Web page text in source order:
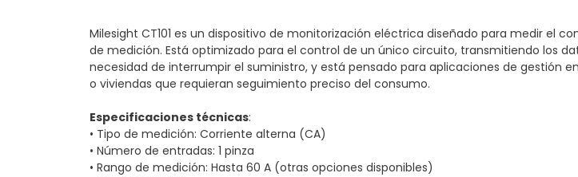
Milesight CT101 es un dispositivo de monitorización eléctrica diseñado para medir el
de medición. Está optimizado para el control de un único circuito, transmitiendo los
necesidad de interrumpir el suministro, y está pensado para aplicaciones de gestión
o viviendas que requieran seguimiento preciso del consumo.
Especificaciones técnicas:
• Tipo de medición: Corriente alterna (CA)
• Número de entradas: 1 pinza
• Rango de medición: Hasta 60 A (otras opciones disponibles)